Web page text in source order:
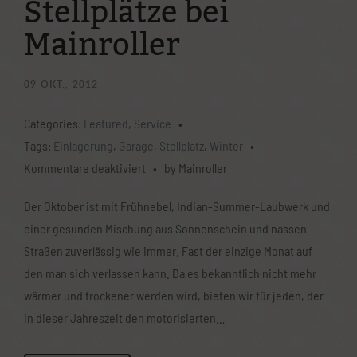
Stellplätze bei
Mainroller
09 OKT., 2012
Categories: Featured, Service
•
Tags: Einlagerung, Garage, Stellplatz, Winter •
Kommentare deaktiviert für
is
coming
–
Stellplätze
bei
Mainroller
• by Mainroller
Der Oktober ist mit Frühnebel, Indian-Summer-Laubwerk und
einer gesunden Mischung aus Sonnenschein und nassen
Straßen zuverlässig wie immer. Fast der einzige Monat auf
den man sich verlassen kann. Da es bekanntlich nicht mehr
wärmer und trockener werden wird, bieten wir für jeden, der
in dieser Jahreszeit den motorisierten…